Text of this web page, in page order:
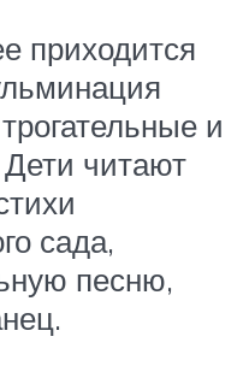
приходится
и
читают
сада,
песню,